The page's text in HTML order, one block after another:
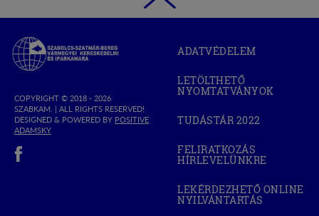
Szabolcs-
Szatmár-
Bereg
Kereskedelmi
és
Iparkamara
COPYRIGHT © 2018 - 2026
SZABKAM. | ALL RIGHTS RESERVED!
DESIGNED & POWERED BY POSITIVE
ADAMSKY(OPEN
ADATVÉDELEM
LETÖLTHETŐ
NYOMTATVÁNYOK
TUDÁSTÁR 2022
WINDOW)
FELIRATKOZÁS
HÍRLEVELÜNKRE
LEKÉRDEZHETŐ ONLINE
NYILVÁNTARTÁS